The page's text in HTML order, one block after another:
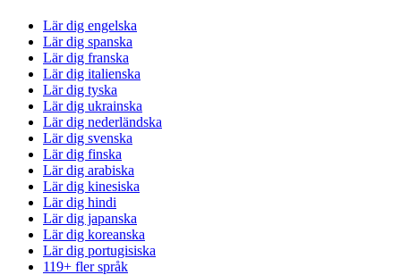
Lär dig engelska
Lär dig spanska
Lär dig franska
Lär dig italienska
Lär dig tyska
Lär dig ukrainska
Lär dig nederländska
Lär dig svenska
Lär dig finska
Lär dig arabiska
Lär dig kinesiska
Lär dig hindi
Lär dig japanska
Lär dig koreanska
Lär dig portugisiska
119+ fler språk